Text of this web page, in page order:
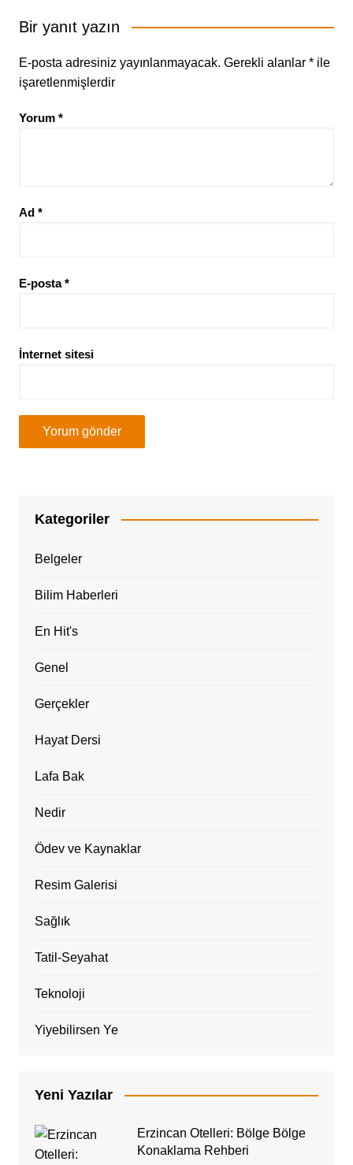
Bir yanıt yazın
E-posta adresiniz yayınlanmayacak. Gerekli alanlar *ile
işaretlenmişlerdir
Yorum *
Ad *
E-posta*
İnternet sitesi
Kategoriler
Belgeler
Bilim Haberleri
En Hit's
Genel
Gerçekler
Hayat Dersi
Lafa Bak
Nedir
Ödev ve Kaynaklar
Resim Galerisi
Sağlık
Tatil-Seyahat
Teknoloji
Yiyebilirsen Ye
Yeni Yazılar
Erzincan Otelleri: Bölge Bölge
Konaklama Rehberi